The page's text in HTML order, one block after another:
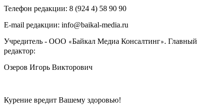
Телефон редакции: ‎‎8 (924 4) 58 90 90
E-mail редакции: info@baikal-media.ru
Учредитель - ООО «Байкал Медиа Консалтинг». Главный
редактор:
Озеров Игорь Викторович
Курение вредит Вашему здоровью!